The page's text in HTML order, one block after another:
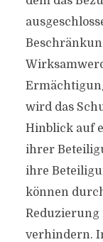
wird das
Hinblick auf
ihrer
ihre
können
verhindern.